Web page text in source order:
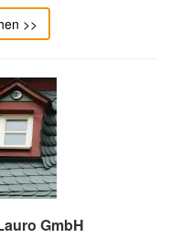
>>
GmbH